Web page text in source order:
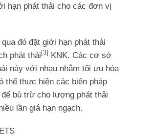
hạn phát thải cho các đơn vị
đó đặt giới hạn phát thải
phát thải [3] KNK. Các cơ sở
này với nhau nhằm tối ưu hóa
thể thực hiện các biện pháp
bù trừ cho lượng phát thải
lần giá hạn ngạch.